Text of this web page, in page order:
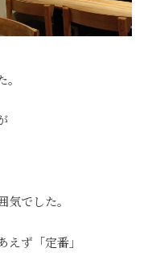
でした。
ず「定番」